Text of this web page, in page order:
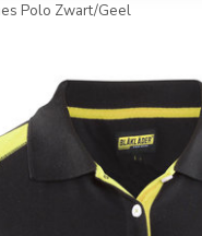
Polo Zwart/Geel